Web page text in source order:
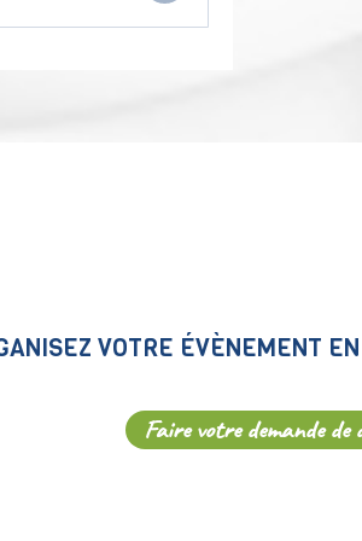
VOTRE ÉVÈNEMENT
Faire votre demande de